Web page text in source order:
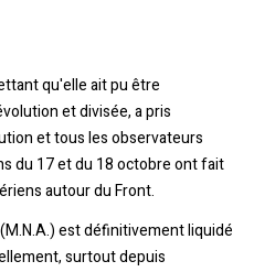
qu'elle ait pu être
et divisée, a pris
et tous les observateurs
du 17 et du 18 octobre ont fait
autour du Front.
est définitivement liquidé
surtout depuis